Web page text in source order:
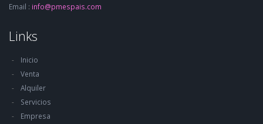
Email : info@pmespais.com
Links
Inicio
Venta
Alquiler
Servicios
Empresa